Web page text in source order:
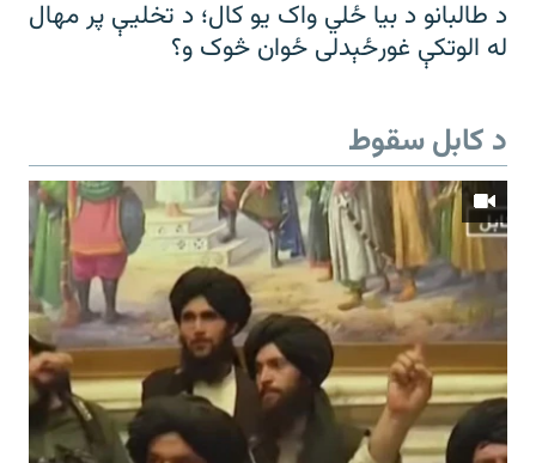
د طالبانو د بیا ځلي واک یو کال؛ د تخلیې پر مهال
له الوتکې غورځېدلی ځوان څوک و؟
د کابل سقوط